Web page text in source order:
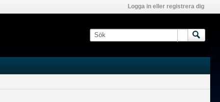
Logga in eller registrera dig